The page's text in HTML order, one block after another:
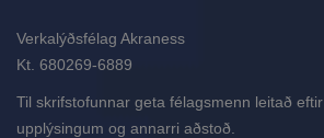
Verkalýðsfélag Akraness
Kt. 680269-6889
Til skrifstofunnar geta félagsmenn leitað eftir
upplýsingum og annarri aðstoð.